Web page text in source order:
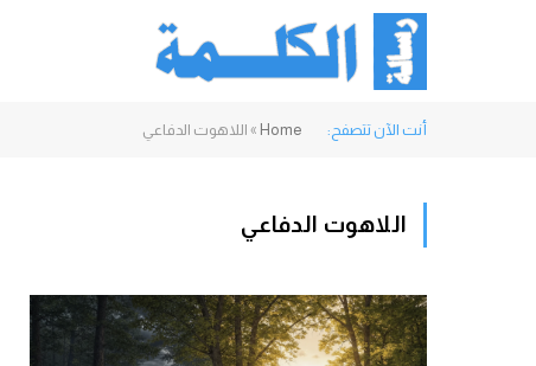
أنت الآن تتصفح: Home
» اللاهوت الدفاعي
اللاهوت الدفاعي